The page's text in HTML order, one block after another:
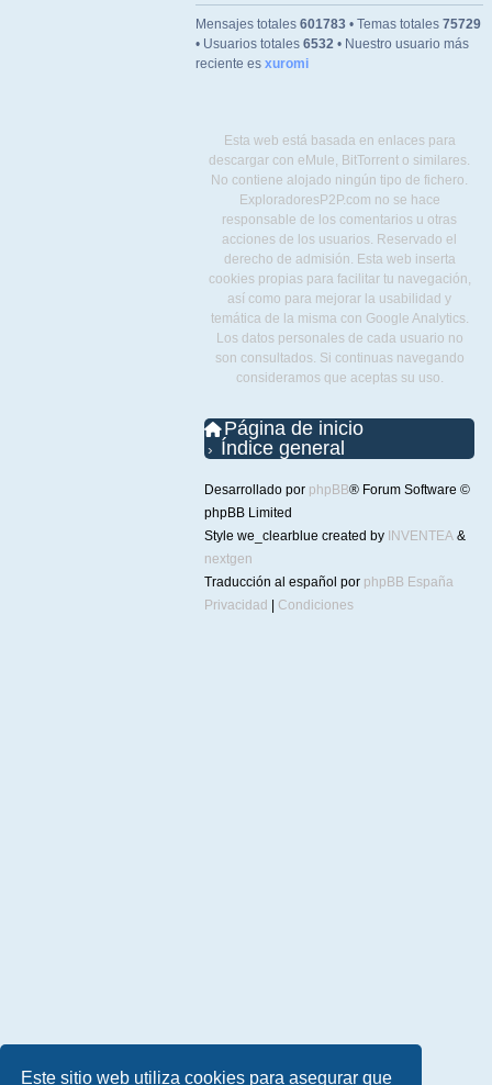
Este sitio web utiliza cookies para asegurar que
Mensajes totales 601783 • Temas totales 75729
• Usuarios totales 6532 • Nuestro usuario más
reciente es xuromi
Esta web está basada en enlaces para
descargar con eMule, BitTorrent o similares.
No contiene alojado ningún tipo de fichero.
ExploradoresP2P.com no se hace
responsable de los comentarios u otras
acciones de los usuarios. Reservado el
derecho de admisión. Esta web inserta
cookies propias para facilitar tu navegación,
así como para mejorar la usabilidad y
temática de la misma con Google Analytics.
Los datos personales de cada usuario no
son consultados. Si continuas navegando
consideramos que aceptas su uso.
Página de inicio
Índice general
Desarrollado por phpBB® Forum Software ©
phpBB Limited
Style we_clearblue created by INVENTEA &
nextgen
Traducción al español por phpBB España
Privacidad
Condiciones